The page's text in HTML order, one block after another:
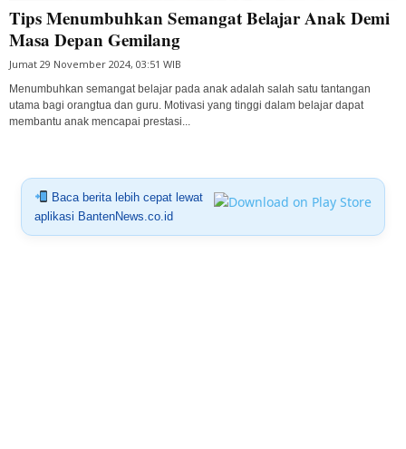
Tips Menumbuhkan Semangat Belajar Anak Demi
Masa Depan Gemilang
Jumat 29 November 2024, 03:51 WIB
Menumbuhkan semangat belajar pada anak adalah salah satu tantangan
utama bagi orangtua dan guru. Motivasi yang tinggi dalam belajar dapat
membantu anak mencapai prestasi...
Baca berita lebih cepat lewat
aplikasi BantenNews.co.id